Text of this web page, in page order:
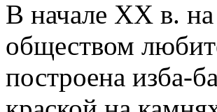
В начале XX в.
обществом
построена изба-